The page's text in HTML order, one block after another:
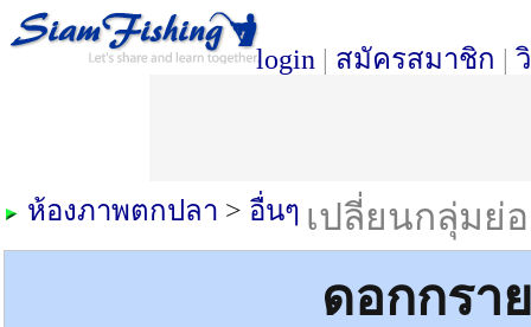
login | สมัครสมาชิก |
เปลี่ยนกลุ่มย่
ห้องภาพตกปลา > อื่นๆ
ดอกกรา